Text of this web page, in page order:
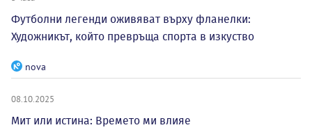
Футболни легенди оживяват върху фланелки:
Художникът, който превръща спорта в изкуство
nova
08.10.2025
Мит или истина: Времето ми влияе